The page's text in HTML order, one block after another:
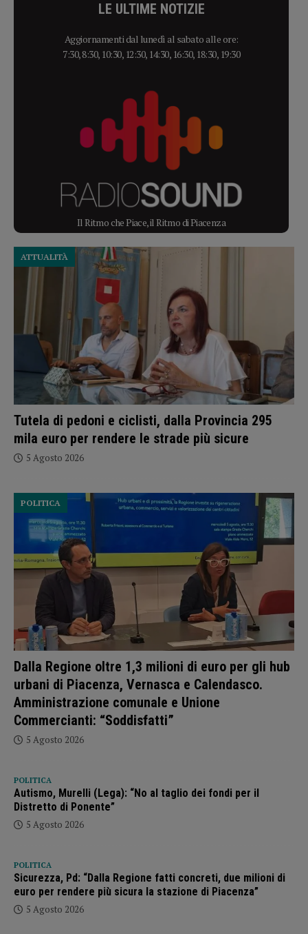
LE ULTIME NOTIZIE
Aggiornamenti dal lunedì al sabato alle ore:
7:30, 8:30, 10:30, 12:30, 14:30, 16:30, 18:30, 19:30
Il Ritmo che Piace, il Ritmo di Piacenza
Tutela di pedoni e ciclisti, dalla Provincia 295
mila euro per rendere le strade più sicure
ATTUALITÀ
5 Agosto 2026
Dalla Regione oltre 1,3 milioni di euro per gli hub
urbani di Piacenza, Vernasca e Calendasco.
Amministrazione comunale e Unione
Commercianti: “Soddisfatti”
POLITICA
5 Agosto 2026
POLITICA
Autismo, Murelli (Lega): “No al taglio dei fondi per il
Distretto di Ponente”
5 Agosto 2026
POLITICA
Sicurezza, Pd: “Dalla Regione fatti concreti, due milioni di
euro per rendere più sicura la stazione di Piacenza”
5 Agosto 2026